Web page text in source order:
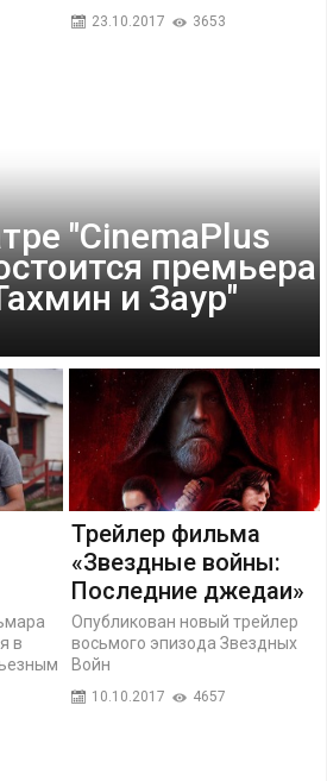
23.10.2017 3653
"CinemaPlus
премьера
и Заур"
в
Трейлер фильма
«Звездные войны:
Последние джедаи»
Опубликован новый трейлер
восьмого эпизода Звездных
Войн
10.10.2017 4657